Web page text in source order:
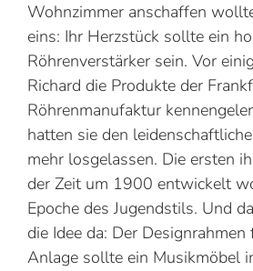
Wohnzimmer anschaffen
eins: Ihr Herzstück sollte ein
Röhrenverstärker sein. Vor
Richard die Produkte der
Röhrenmanufaktur
hatten sie den
mehr losgelassen. Die ersten
der Zeit um 1900 entwickelt
Epoche des Jugendstils. Und
die Idee da: Der Designrahmen
Anlage sollte ein Musik­möbel